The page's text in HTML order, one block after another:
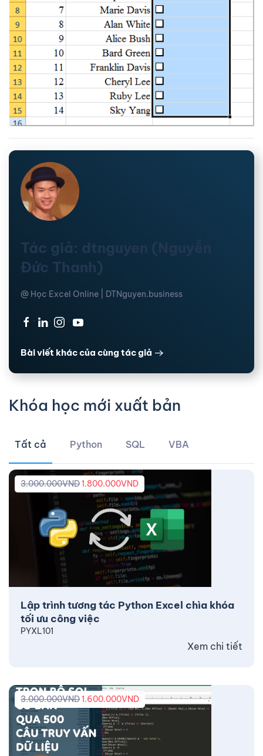
Tác giả: dtnguyen (Nguyễn
Đức Thanh)
@ Học Excel Online | DTNguyen.business
· · ·
Bài viết khác của cùng tác giả
Khóa học mới xuất bản
Tất cả Python SQL VBA
Lập trình tương tác Python Excel chìa khóa
tối ưu công việc
3.000.000VND1.800.000VND
PYXL101
Xem chi tiết
3.000.000VND1.600.000VND